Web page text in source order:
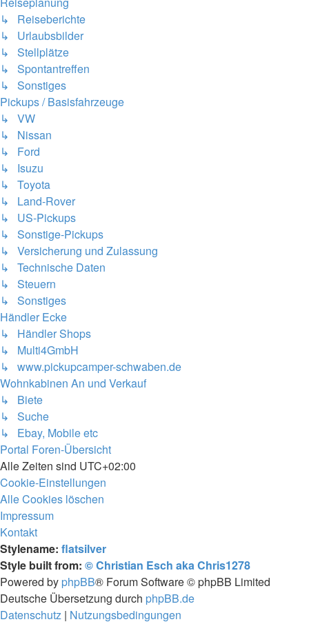
↳ Reiseberichte
↳ Urlaubsbilder
↳ Stellplätze
↳ Spontantreffen
↳ Sonstiges
Pickups / Basisfahrzeuge
↳ VW
↳ Nissan
↳ Ford
↳ Isuzu
↳ Toyota
↳ Land-Rover
↳ US-Pickups
↳ Sonstige-Pickups
↳ Versicherung und Zulassung
↳ Technische Daten
↳ Steuern
↳ Sonstiges
Händler Ecke
↳ Händler Shops
↳ Multi4GmbH
↳ www.pickupcamper-schwaben.de
Wohnkabinen An und Verkauf
↳ Biete
↳ Suche
↳ Ebay, Mobile etc
Portal Foren-Übersicht
Alle Zeiten sind UTC+02:00
Cookie-Einstellungen
Alle Cookies löschen
Impressum
Kontakt
Stylename: flatsilver
Style built from: © Christian Esch aka Chris1278
Powered by phpBB® Forum Software © phpBB Limited
Deutsche Übersetzung durch phpBB.de
Datenschutz | Nutzungsbedingungen